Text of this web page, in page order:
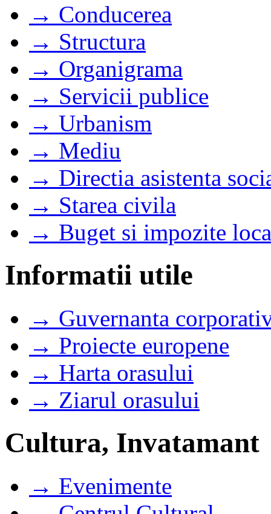
→ Conducerea
→ Structura
→ Organigrama
→ Servicii publice
→ Urbanism
→ Mediu
→ Directia asistenta
→ Starea civila
→ Buget si impozite
Informatii utile
→ Guvernanta
→ Proiecte europene
→ Harta orasului
→ Ziarul orasului
Cultura, Invatamant
→ Evenimente